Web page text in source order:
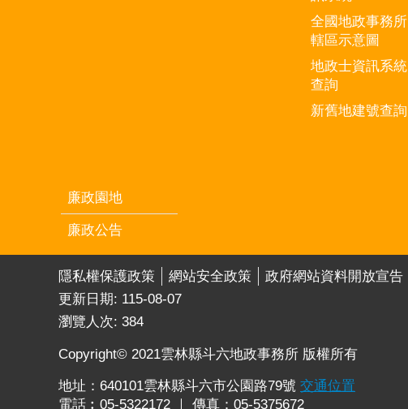
全國地政事務所
轄區示意圖
地政士資訊系統
查詢
新舊地建號查詢
廉政園地
廉政公告
隱私權保護政策 網站安全政策
政府網站資料開放宣告
更新日期: 115-08-07
瀏覽人次: 384
Copyright© 2021雲林縣斗六地政事務所 版權所有
地址：640101雲林縣斗六市公園路79號 交通位置
電話︰05-5322172 ｜ 傳真：05-5375672